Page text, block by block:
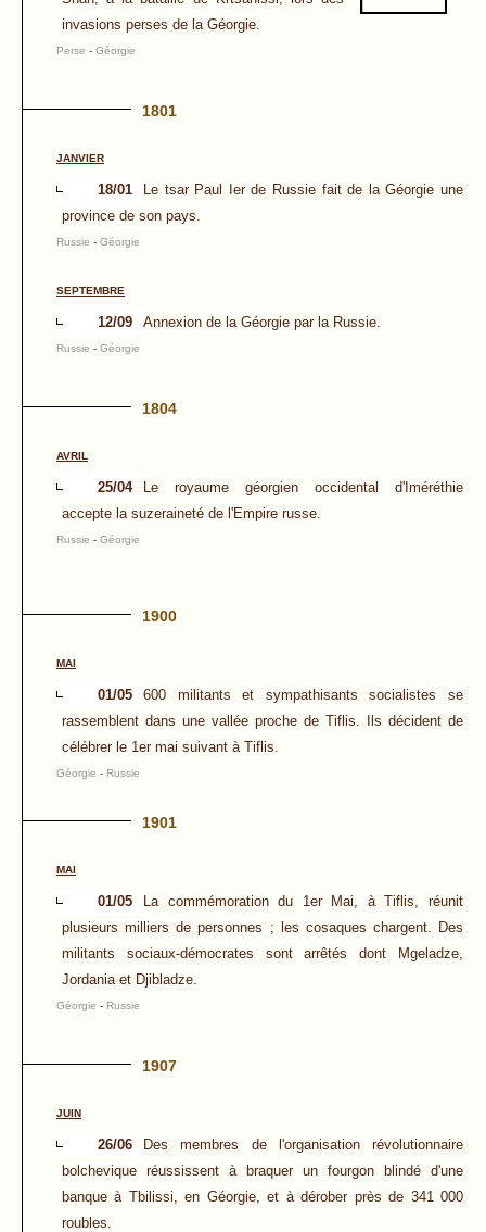
invasions perses de la Géorgie.
Perse - Géorgie
1801
JANVIER
18/01
Le tsar Paul Ier de Russie fait de la Géorgie une
province de son pays.
Russie - Géorgie
SEPTEMBRE
12/09 Annexion de la Géorgie par la Russie.
Russie - Géorgie
1804
AVRIL
25/04
Le royaume géorgien occidental d'Iméréthie
accepte la suzeraineté de l'Empire russe.
Russie - Géorgie
1900
MAI
01/05
600 militants et sympathisants socialistes se
rassemblent dans une vallée proche de Tiflis. Ils décident de
célébrer le 1er mai suivant à Tiflis.
Géorgie - Russie
1901
MAI
01/05
La commémoration du 1er Mai, à Tiflis, réunit
plusieurs milliers de personnes ; les cosaques chargent. Des
militants sociaux-démocrates sont arrêtés dont Mgeladze,
Jordania et Djibladze.
Géorgie - Russie
1907
JUIN
26/06
Des membres de l'organisation révolutionnaire
bolchevique réussissent à braquer un fourgon blindé d'une
banque à Tbilissi, en Géorgie, et à dérober près de 341 000
roubles.